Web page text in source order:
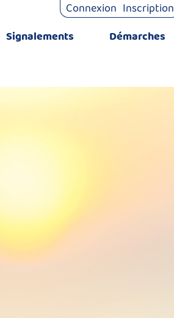
Signalements Démarches
Connexion Inscription